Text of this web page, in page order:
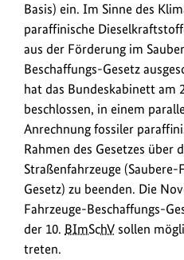
Basis) ein. Im Sinne des
paraffinische
aus der Förderung im
Beschaffungs-Gesetz
hat das Bundeskabinett am
beschlossen, in einem
Anrechnung fossiler
Rahmen des Gesetzes über
Straßenfahrzeuge
Gesetz) zu beenden. Die
Fahrzeuge-Beschaffungs-
der 10. BImSchV sollen
treten.